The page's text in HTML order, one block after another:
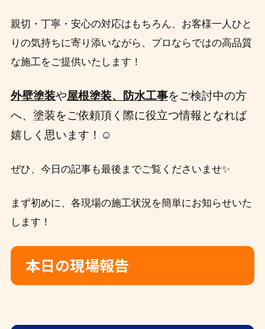
親切・丁寧・安心の対応はもちろん、お客様一人ひと
りの気持ちに寄り添いながら、プロならではの高品質
な施工をご提供いたします！
外壁塗装や屋根塗装、防水工事をご検討中の方
へ、 塗装をご依頼頂く際に役立つ情報となれば
嬉しく思います！☺️
ぜひ、今日の記事も最後までご覧くださいませ✨
まず初めに、各現場の施工状況を簡単にお知らせいた
します！
本日の現場報告